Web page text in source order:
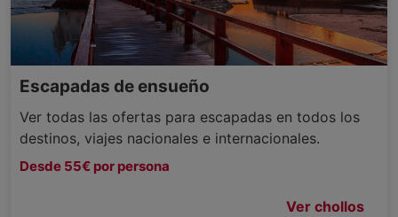
Escapadas de ensueño
Ver todas las ofertas para escapadas en todos los
destinos, viajes nacionales e internacionales.
Desde 55€ por persona
Ver chollos